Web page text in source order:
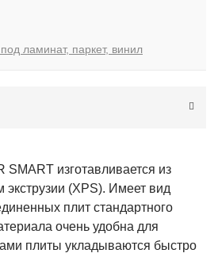
ламинат, паркет, винил
изготавливается из
экструзии (XPS). Имеет вид
плит стандартного
очень удобна для
плиты укладываются быстро